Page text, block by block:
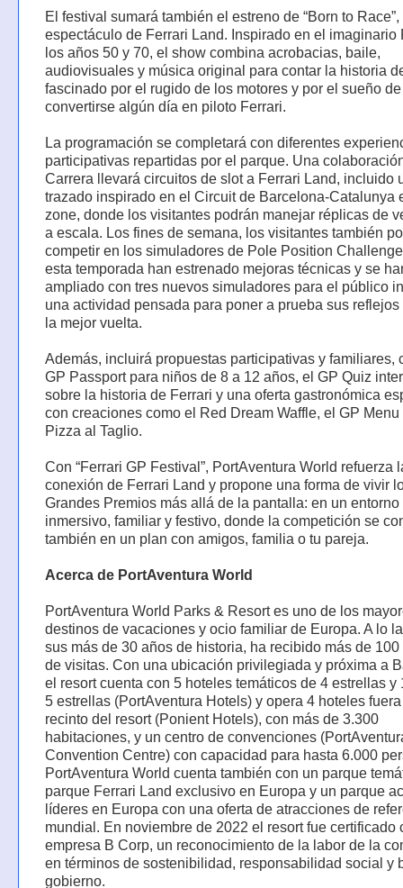
El festival sumará también el estreno de “Born to
espectáculo de Ferrari Land. Inspirado en el imaginario
los años 50 y 70, el show combina acrobacias, baile,
audiovisuales y música original para contar la historia
fascinado por el rugido de los motores y por el sueño de
convertirse algún día en piloto Ferrari.
La programación se completará con diferentes
participativas repartidas por el parque. Una
Carrera llevará circuitos de slot a Ferrari Land, incluido
trazado inspirado en el Circuit de Barcelona-Catalunya
zone, donde los visitantes podrán manejar réplicas de
a escala. Los fines de semana, los visitantes también
competir en los simuladores de Pole Position
esta temporada han estrenado mejoras técnicas y se
ampliado con tres nuevos simuladores para el público
una actividad pensada para poner a prueba sus reflejos
la mejor vuelta.
Además, incluirá propuestas participativas y familiares,
GP Passport para niños de 8 a 12 años, el GP Quiz
sobre la historia de Ferrari y una oferta gastronómica
con creaciones como el Red Dream Waffle, el GP Menu
Pizza al Taglio.
Con “Ferrari GP Festival”, PortAventura World refuerza
conexión de Ferrari Land y propone una forma de vivir
Grandes Premios más allá de la pantalla: en un entorno
inmersivo, familiar y festivo, donde la competición se
también en un plan con amigos, familia o tu pareja.
Acerca de PortAventura World
PortAventura World Parks & Resort es uno de los
destinos de vacaciones y ocio familiar de Europa. A lo
sus más de 30 años de historia, ha recibido más de
de visitas. Con una ubicación privilegiada y próxima a
el resort cuenta con 5 hoteles temáticos de 4 estrellas y
5 estrellas (PortAventura Hotels) y opera 4 hoteles
recinto del resort (Ponient Hotels), con más de 3.300
habitaciones, y un centro de convenciones
Convention Centre) con capacidad para hasta 6.000
PortAventura World cuenta también con un parque
parque Ferrari Land exclusivo en Europa y un parque
líderes en Europa con una oferta de atracciones de
mundial. En noviembre de 2022 el resort fue certificado
empresa B Corp, un reconocimiento de la labor de la
en términos de sostenibilidad, responsabilidad social y
gobierno.